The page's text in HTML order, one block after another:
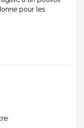
pour les